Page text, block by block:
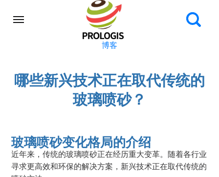
博客
哪些新兴技术正在取代传统的
玻璃喷砂？
玻璃喷砂变化格局的介绍
近年来，传统的玻璃喷砂正在经历重大变革。随着各行业
寻求更高效和环保的解决方案，新兴技术正在取代传统的